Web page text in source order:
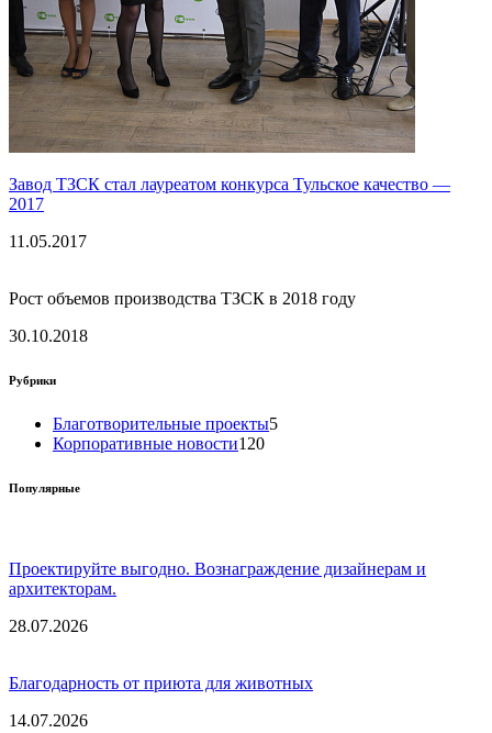
Завод ТЗСК стал лауреатом конкурса Тульское качество —
2017
11.05.2017
Рост объемов производства ТЗСК в 2018 году
30.10.2018
Рубрики
Благотворительные проекты5
Корпоративные новости120
Популярные
Проектируйте выгодно. Вознаграждение дизайнерам и
архитекторам.
28.07.2026
Благодарность от приюта для животных
14.07.2026